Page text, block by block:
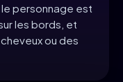
personnage est
les bords, et
ou des